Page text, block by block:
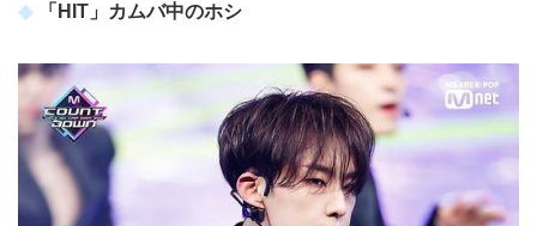
「HIT」カムバ中のホシ